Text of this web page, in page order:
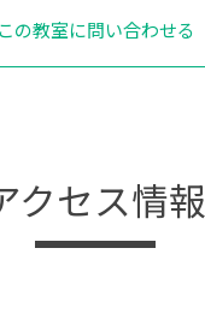
この教室に問い合わせる
クセス情報